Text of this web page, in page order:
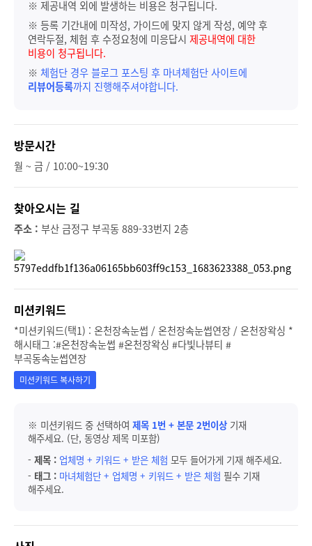
※ 제공내역 외에 발생하는 비용은 청구됩니다.
※ 등록 기간내에 미작성, 가이드에 맞지 않게 작성, 예약 후
연락두절, 체험 후 수정요청에 미응답시 제공내역에 대한
비용이 청구됩니다.
※ 체험단 경우 블로그 포스팅 후 마녀체험단 사이트에
리뷰어등록까지 진행해주셔야합니다.
방문시간
월 ~ 금 / 10:00~19:30
찾아오시는 길
주소 : 부산 금정구 부곡동 889-33번지 2층
미션키워드
*미션키워드(택1) : 온천장속눈썹 / 온천장속눈썹연장 / 온천장왁싱 *
해시태그 :#온천장속눈썹 #온천장왁싱 #다빛나뷰티 #
부곡동속눈썹연장
미션키워드 복사하기
※ 미션키워드 중 선택하여 제목 1번 + 본문 2번이상 기재
해주세요. (단, 동영상 제목 미포함)
- 제목 : 업체명 + 키워드 + 받은 체험 모두 들어가게 기재 해주세요.
- 태그 : 마녀체험단 + 업체명 + 키워드 + 받은 체험 필수 기재
해주세요.